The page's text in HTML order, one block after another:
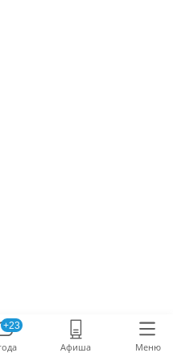
+23
Афиша Меню